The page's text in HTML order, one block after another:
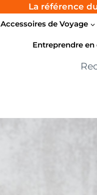
La référence
Accessoires de Voyage
Entreprendre